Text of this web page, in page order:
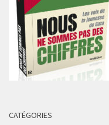
CATÉGORIES